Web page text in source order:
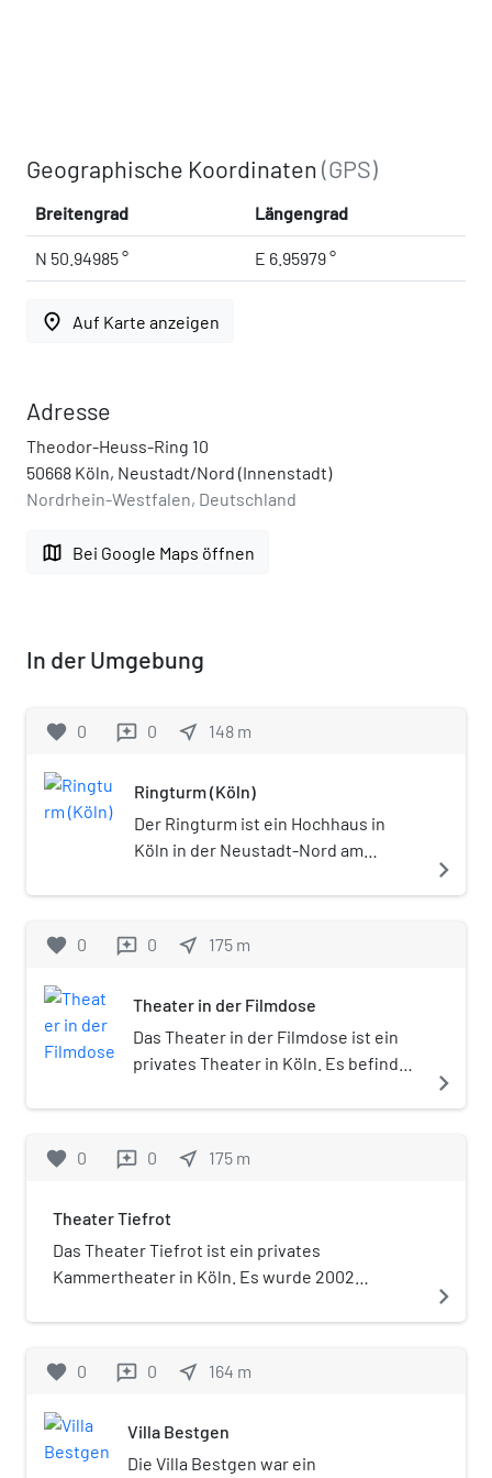
Geographische Koordinaten(GPS)
Breitengrad Längengrad
N 50.94985 ° E 6.95979 °
place Auf Karte anzeigen
Adresse
Theodor-Heuss-Ring 10
50668 Köln, Neustadt/Nord (Innenstadt)
Nordrhein-Westfalen, Deutschland
map Bei Google Maps öffnen
In der Umgebung
favorite 0 reviews 0 near_me 148 m
Ringturm (Köln)
Der Ringturm ist ein Hochhaus in
Köln in der Neustadt-Nord am
navigate_next
favorite 0 reviews 0 near_me 175 m
Theater in der Filmdose
Das Theater in der Filmdose ist ein
privates Theater in Köln. Es befindet
Universitätsviertel.
navigate_next
favorite 0 reviews 0 near_me 175 m
Theater Tiefrot
Das Theater Tiefrot ist ein privates
Kammertheater in Köln. Es wurde 2002
Regisseur Volker Lippmann.
navigate_next
favorite 0 reviews 0 near_me 164 m
Villa Bestgen
Die Villa Bestgen war ein